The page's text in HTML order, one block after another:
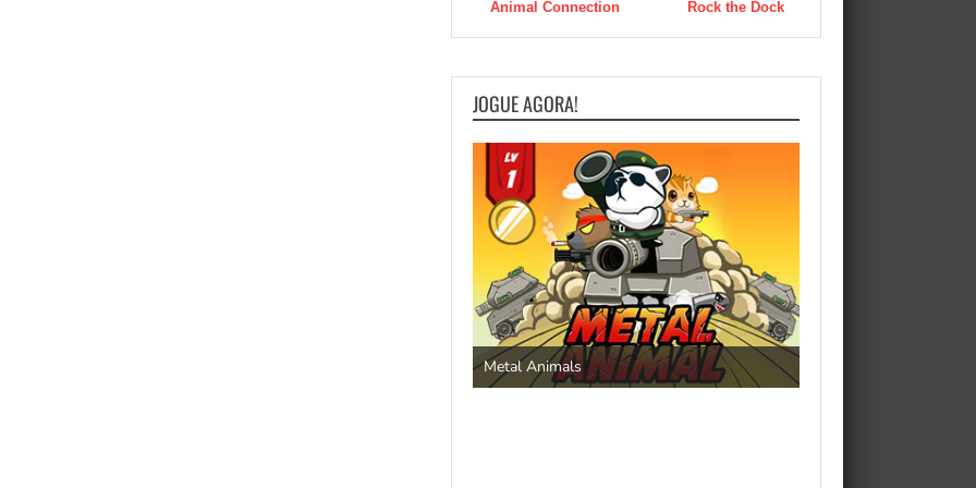
Animal Connection Rock the Dock
JOGUE AGORA!
Metal Animals